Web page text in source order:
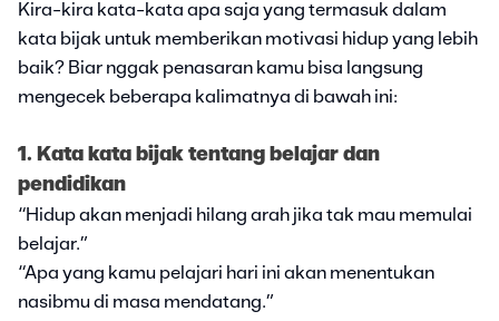
Kira-kira kata-kata apa saja yang termasuk dalam
kata bijak untuk memberikan motivasi hidup yang lebih
baik? Biar nggak penasaran kamu bisa langsung
mengecek beberapa kalimatnya di bawah ini:
1. Kata kata bijak tentang belajar dan
pendidikan
“Hidup akan menjadi hilang arah jika tak mau memulai
belajar.”
“Apa yang kamu pelajari hari ini akan menentukan
nasibmu di masa mendatang.”